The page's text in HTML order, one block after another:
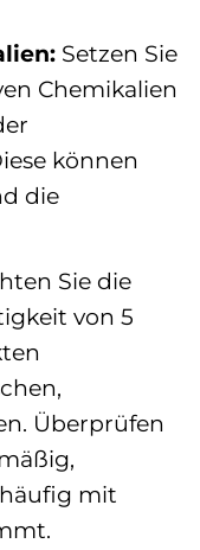
Setzen Sie
Chemikalien
können
die
Sie die
von 5
Überprüfen
mit